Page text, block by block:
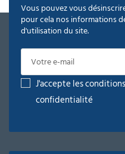
Vous pouvez vous
pour cela nos informations
d'utilisation du site.
J'accepte les
confidentialité